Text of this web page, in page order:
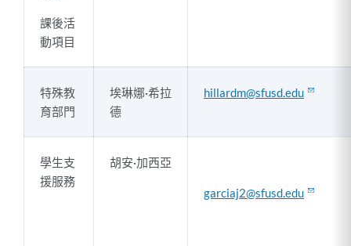
課後活
動項目
特殊教
育部門
埃琳娜·希拉
德
hillardm@sfusd.edu
學生支
援服務
胡安·加西亞
garciaj2@sfusd.edu